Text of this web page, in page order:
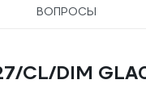
ВОПРОСЫ
CL/DIM